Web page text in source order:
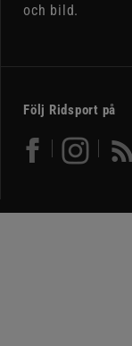
och bild.
Följ Ridsport på